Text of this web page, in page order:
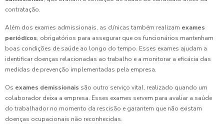
contratação.
Além dos exames admissionais, as clínicas também realizam exames
periódicos, obrigatórios para assegurar que os funcionários mantenham
boas condições de saúde ao longo do tempo. Esses exames ajudam a
identificar doenças relacionadas ao trabalho e a monitorar a eficácia das
medidas de prevenção implementadas pela empresa.
Os exames demissionais são outro serviço vital, realizado quando um
colaborador deixa a empresa. Esses exames servem para avaliar a saúde
do trabalhador no momento da rescisão e garantem que não existam
doenças ocupacionais não reconhecidas.